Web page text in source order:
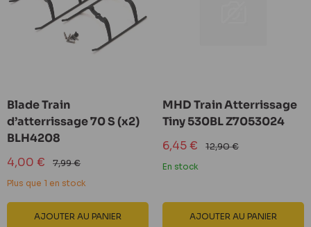
Blade Train
d’atterrissage 70 S (x2)
BLH4208
Prix
réduit
4,00 € Prix
normal
7,99 €
Plus que 1 en stock
AJOUTER AU PANIER
MHD Train Atterrissage
Tiny 530BL Z7053024
Prix
réduit
6,45 € Prix
normal
12,90 €
En stock
AJOUTER AU PANIER